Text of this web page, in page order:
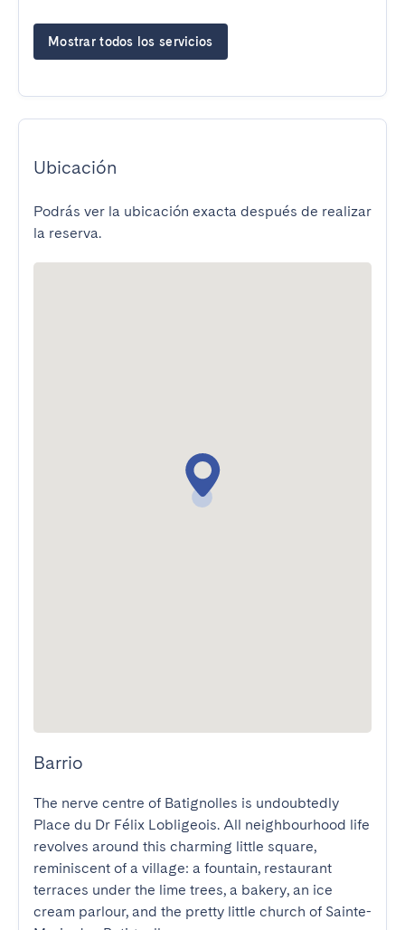
Mostrar todos los servicios
Ubicación
Podrás ver la ubicación exacta después de realizar
la reserva.
Barrio
The nerve centre of Batignolles is undoubtedly
Place du Dr Félix Lobligeois. All neighbourhood life
revolves around this charming little square,
reminiscent of a village: a fountain, restaurant
terraces under the lime trees, a bakery, an ice
cream parlour, and the pretty little church of Sainte-